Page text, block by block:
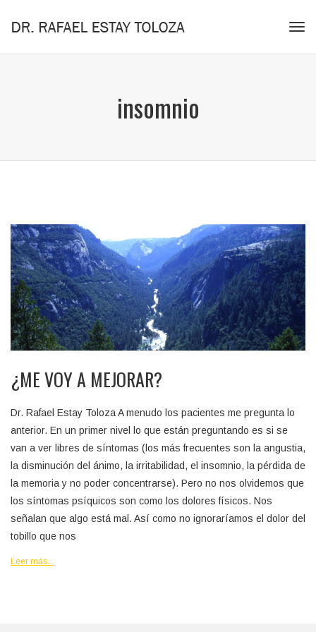
insomnio
¿ME VOY A MEJORAR?
Dr. Rafael Estay Toloza A menudo los pacientes me pregunta lo
anterior. En un primer nivel lo que están preguntando es si se
van a ver libres de síntomas (los más frecuentes son la angustia,
la disminución del ánimo, la irritabilidad, el insomnio, la pérdida de
la memoria y no poder concentrarse). Pero no nos olvidemos que
los síntomas psíquicos son como los dolores físicos. Nos
señalan que algo está mal. Así como no ignoraríamos el dolor del
tobillo que nos
Leer más...